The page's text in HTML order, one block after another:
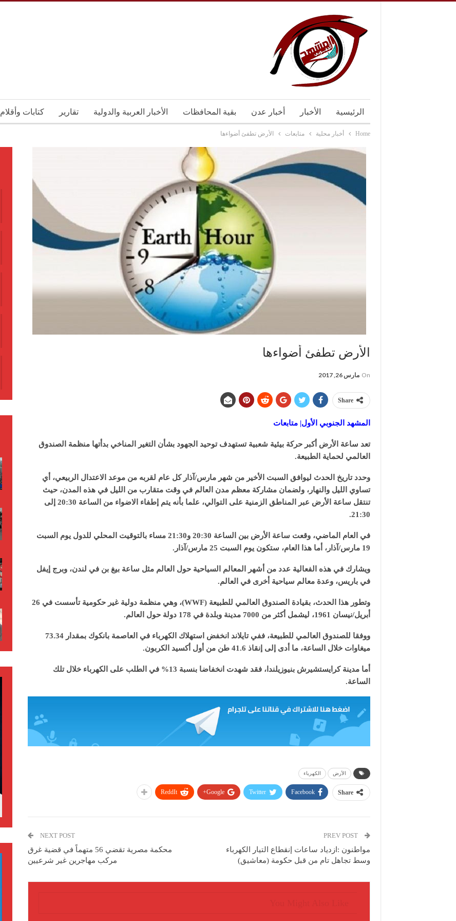
الرئيسية الأخبار أخبار عدن بقية المحافظات الأخبار العربية والدولية تقارير كتابات وأقلام
Home أخبار محلية متابعات الأرض تطفئ أضواءها
الأرض تطفئ أضواءها
On مارس 26, 2017
Share
المشهد الجنوبي الأول| متابعات
تعد ساعة الأرض أكبر حركة بيئية شعبية تستهدف توحيد الجهود بشأن التغير المناخي بدأتها منظمة الصندوق
العالمي لحماية الطبيعة.
وحدد تاريخ الحدث ليوافق السبت الأخير من شهر مارس/آذار كل عام لقربه من موعد الاعتدال الربيعي، أي
تساوي الليل والنهار، ولضمان مشاركة معظم مدن العالم في وقت متقارب من الليل في هذه المدن، حيث
تنتقل ساعة الأرض عبر المناطق الزمنية على التوالي، علما بأنه يتم إطفاء الاضواء من الساعة 20:30 إلى
21:30.
في العام الماضي، وقعت ساعة الأرض بين الساعة 20:30 و21:30 مساء بالتوقيت المحلي للدول يوم السبت
19 مارس/آذار، أما هذا العام، ستكون يوم السبت 25 مارس/آذار.
ويشارك في هذه الفعالية عدد من أشهر المعالم السياحية حول العالم مثل ساعة بيغ بن في لندن، وبرج إيفل
في باريس، وعدة معالم سياحية أخرى في العالم.
وتطور هذا الحدث، بقيادة الصندوق العالمي للطبيعة (WWF)، وهي منظمة دولية غير حكومية تأسست في 26
أبريل/نيسان 1961، ليشمل أكثر من 7000 مدينة وبلدة في 178 دولة حول العالم.
ووفقا للصندوق العالمي للطبيعة، ففي تايلاند انخفض استهلاك الكهرباء في العاصمة بانكوك بمقدار 73.34
ميغاوات خلال الساعة، ما أدى إلى إنقاذ 41.6 طن من أول أكسيد الكربون.
أما مدينة كرايستشيرش بنيوزيلندا، فقد شهدت انخفاضا بنسبة 13% في الطلب على الكهرباء خلال تلك
الساعة.
الأرض الكهرباء
Share
Facebook
Twitter
Google+
ReddIt
مواطنون :ازدياد ساعات إنقطاع التيار الكهرباء
وسط تجاهل تام من قبل حكومة (معاشيق)
NEXT POST
محكمة مصرية تقضي 56 متهماً في قضية غرق
مركب مهاجرين غير شرعيين